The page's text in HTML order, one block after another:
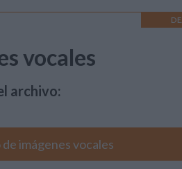
vocales
archivo:
imágenes vocales